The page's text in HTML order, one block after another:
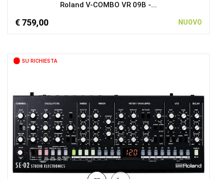
Roland V-COMBO VR 09B -...
€ 759,00 NUOVO
SU RICHIESTA